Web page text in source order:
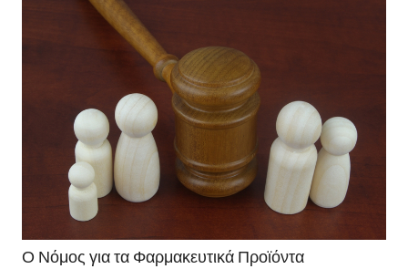
Ο Νόμος για τα Φαρμακευτικά Προϊόντα